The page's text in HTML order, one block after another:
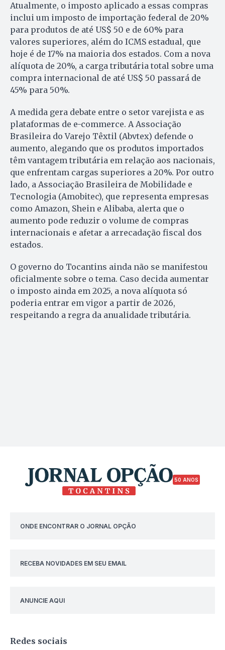
Atualmente, o imposto aplicado a essas compras
inclui um imposto de importação federal de 20%
para produtos de até US$ 50 e de 60% para
valores superiores, além do ICMS estadual, que
hoje é de 17% na maioria dos estados. Com a nova
alíquota de 20%, a carga tributária total sobre uma
compra internacional de até US$ 50 passará de
45% para 50%.
A medida gera debate entre o setor varejista e as
plataformas de e-commerce. A Associação
Brasileira do Varejo Têxtil (Abvtex) defende o
aumento, alegando que os produtos importados
têm vantagem tributária em relação aos nacionais,
que enfrentam cargas superiores a 20%. Por outro
lado, a Associação Brasileira de Mobilidade e
Tecnologia (Amobitec), que representa empresas
como Amazon, Shein e Alibaba, alerta que o
aumento pode reduzir o volume de compras
internacionais e afetar a arrecadação fiscal dos
estados.
O governo do Tocantins ainda não se manifestou
oficialmente sobre o tema. Caso decida aumentar
o imposto ainda em 2025, a nova alíquota só
poderia entrar em vigor a partir de 2026,
respeitando a regra da anualidade tributária.
50 ANOS
ONDE ENCONTRAR O JORNAL OPÇÃO
RECEBA NOVIDADES EM SEU EMAIL
ANUNCIE AQUI
Redes sociais